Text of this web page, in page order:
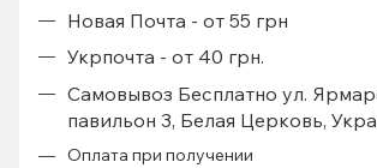
Новая Почта - от 55 грн
Укрпочта - от 40 грн.
Самовывоз Бесплатно ул.
павильон 3, Белая Церковь,
Оплата при получении